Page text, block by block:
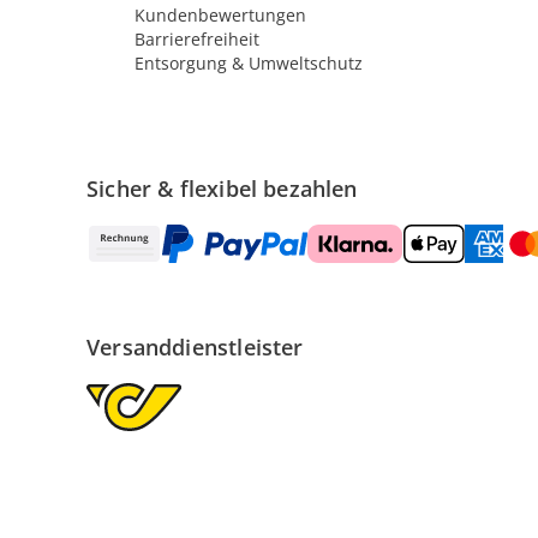
Kundenbewertungen
Barrierefreiheit
Entsorgung & Umweltschutz
Sicher & flexibel bezahlen
Versanddienstleister